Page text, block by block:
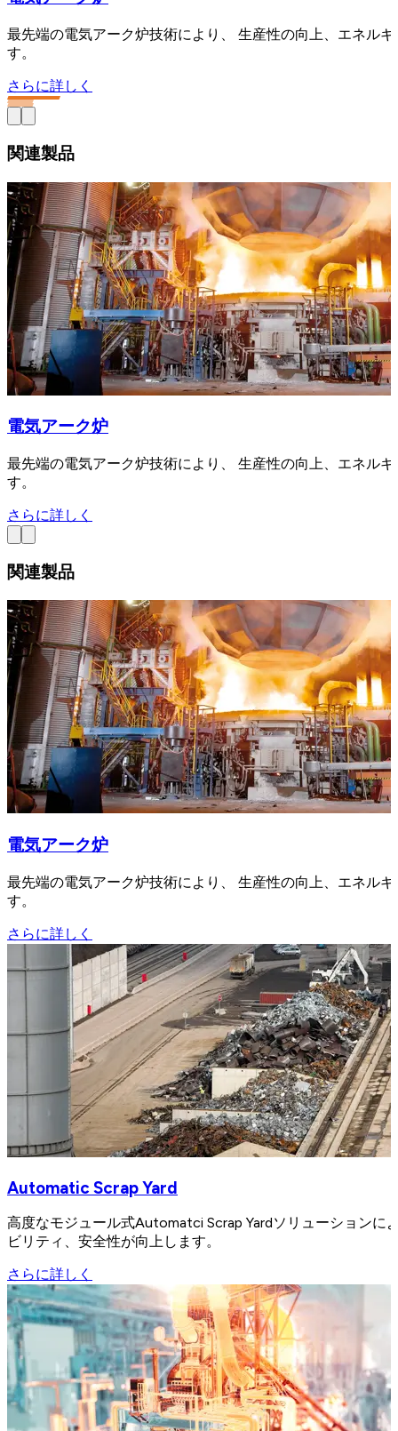
最先端の電気アーク炉技術により、 生産性の向上、エネル
す。
さらに詳しく
関連製品
電気アーク炉
最先端の電気アーク炉技術により、 生産性の向上、エネル
す。
さらに詳しく
関連製品
電気アーク炉
最先端の電気アーク炉技術により、 生産性の向上、エネル
す。
さらに詳しく
Automatic Scrap Yard
高度なモジュール式Automatci Scrap Yardソリューションに
ビリティ、安全性が向上します。
さらに詳しく